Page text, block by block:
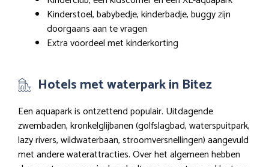
Kinderstoel, babybedje, kinderbadje, buggy zijn
doorgaans aan te vragen
Extra voordeel met kinderkorting
Hotels met waterpark in Bitez
Een aquapark is ontzettend populair. Uitdagende
zwembaden, kronkelglijbanen (golfslagbad, waterspuitpark,
lazy rivers, wildwaterbaan, stroomversnellingen) aangevuld
met andere waterattracties. Over het algemeen hebben